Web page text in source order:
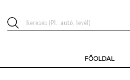
FŐOLDAL